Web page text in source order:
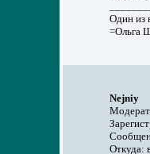
Один из
=Ольга
Nejniy
Откуда: